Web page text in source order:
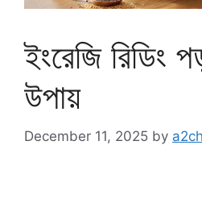
ইংরেজি রিডিং
উপায়
December 11, 2025 by